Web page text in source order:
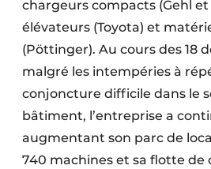
chargeurs compacts (Gehl
élévateurs (Toyota) et
(Pöttinger). Au cours des 18
malgré les intempéries à
conjoncture difficile dans le
bâtiment, l’entreprise a
augmentant son parc de
740 machines et sa flotte de